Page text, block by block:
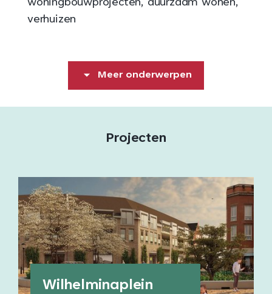
woningbouwprojecten, duurzaam wonen,
verhuizen
Meer onderwerpen
Projecten
Wilhelminaplein